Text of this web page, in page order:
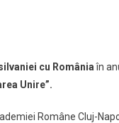
cu Româniaîn
Unire”.
Române Cluj-